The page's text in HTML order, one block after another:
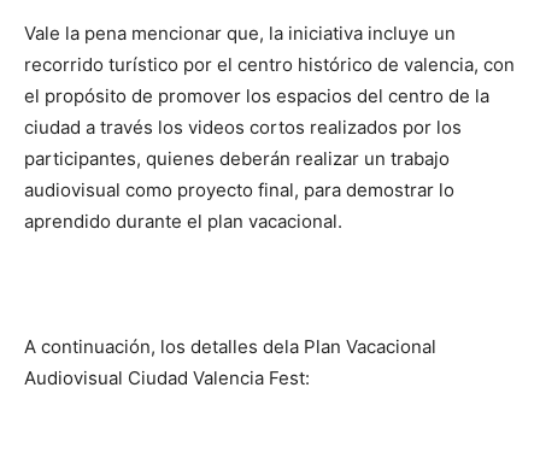
Vale la pena mencionar que, la iniciativa incluye un
recorrido turístico por el centro histórico de valencia, con
el propósito de promover los espacios del centro de la
ciudad a través los videos cortos realizados por los
participantes, quienes deberán realizar un trabajo
audiovisual como proyecto final, para demostrar lo
aprendido durante el plan vacacional.
A continuación, los detalles dela Plan Vacacional
Audiovisual Ciudad Valencia Fest: